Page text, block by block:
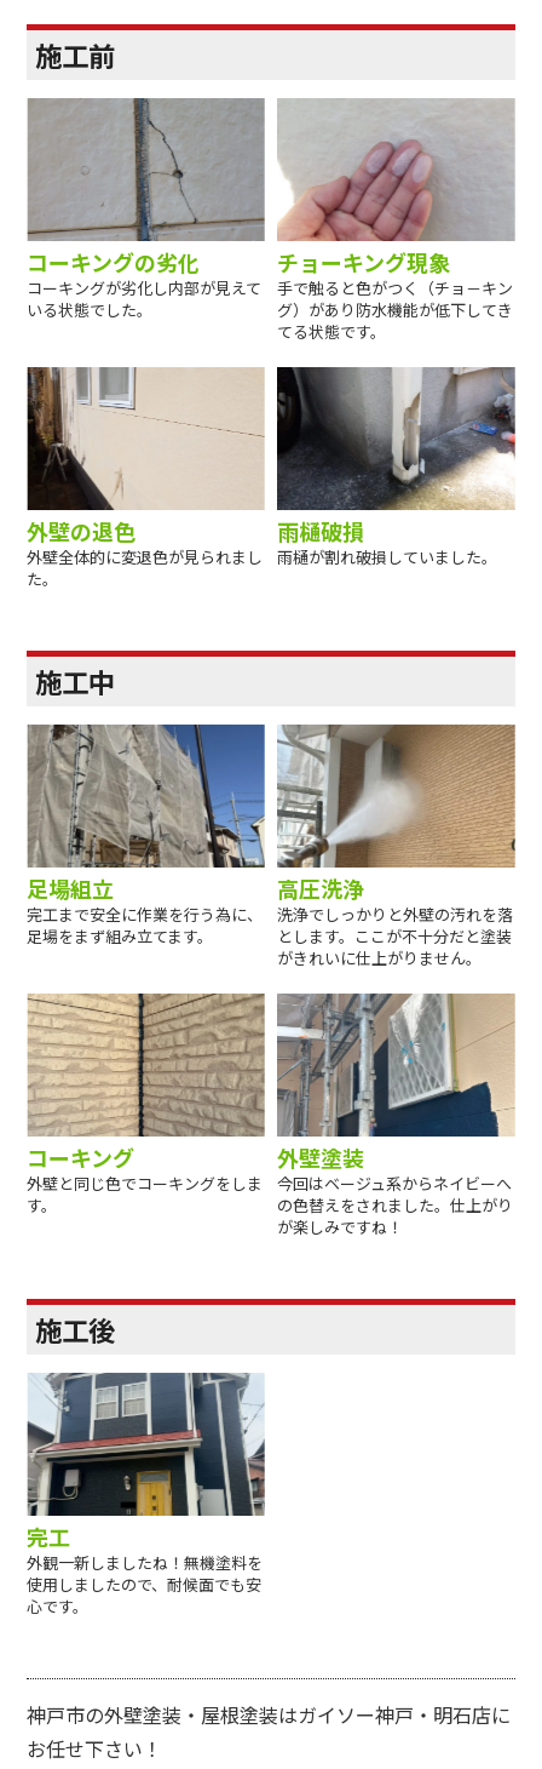
施工前
コーキングの劣化
コーキングが劣化し内部が見えて
いる状態でした。
チョーキング現象
手で触ると色がつく（チョ－キン
グ）があり防水機能が低下してき
てる状態です。
外壁の退色
外壁全体的に変退色が見られまし
た。
雨樋破損
雨樋が割れ破損していました。
施工中
足場組立
完工まで安全に作業を行う為に、
足場をまず組み立てます。
高圧洗浄
洗浄でしっかりと外壁の汚れを落
とします。ここが不十分だと塗装
がきれいに仕上がりません。
コーキング
外壁と同じ色でコーキングをしま
す。
外壁塗装
今回はベージュ系からネイビーへ
の色替えをされました。仕上がり
が楽しみですね！
施工後
完工
外観一新しましたね！無機塗料を
使用しましたので、耐候面でも安
心です。
神戸市の外壁塗装・屋根塗装はガイソー神戸・明石店に
お任せ下さい！